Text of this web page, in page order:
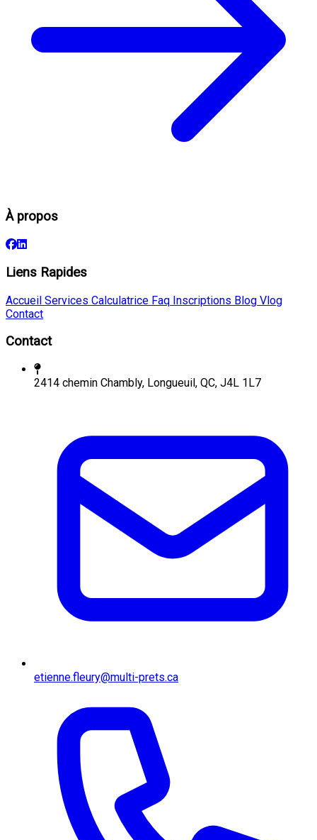
À propos
Liens Rapides
Accueil Services Calculatrice Faq Inscriptions Blog Vlog
Contact
Contact
2414 chemin Chambly, Longueuil, QC, J4L 1L7
etienne.fleury@multi-prets.ca